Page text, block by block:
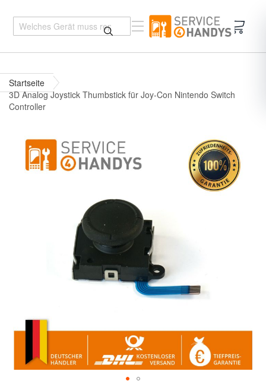
Startseite
3D Analog Joystick Thumbstick für Joy-Con Nintendo Switch
Controller